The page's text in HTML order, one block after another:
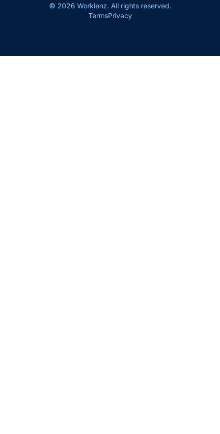
© 2026 Worklenz. All rights reserved.
TermsPrivacy